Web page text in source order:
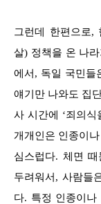
그런데 한편으로,
살) 정책을 온 나
에서, 독일 국민들
얘기만 나와도 집
사 시간에 ‘죄의식
개개인은 인종이
심스럽다. 체면
두려워서, 사람들
다. 특정 인종이나